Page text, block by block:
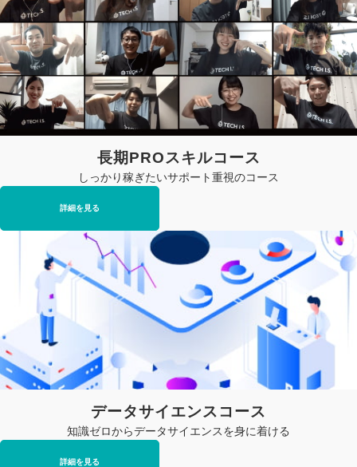
長期PROスキルコース
しっかり稼ぎたいサポート重視のコース
詳細を見る
データサイエンスコース
知識ゼロからデータサイエンスを身に着ける
詳細を見る